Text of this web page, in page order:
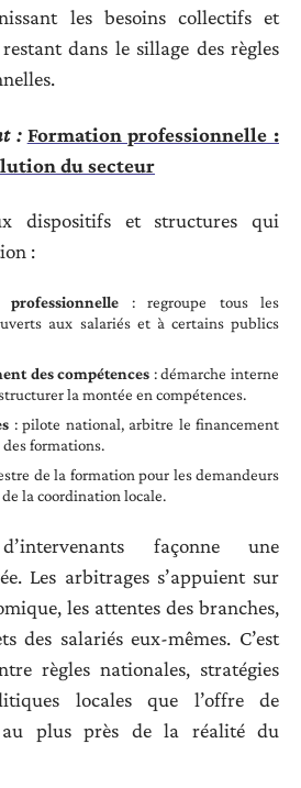
les besoins collectifs et
dans le sillage des règles
: Formation professionnelle :
du secteur
dispositifs et structures qui
:
: regroupe tous les
aux salariés et à certains publics
des compétences : démarche interne
la montée en compétences.
: pilote national, arbitre le financement
formations.
de la formation pour les demandeurs
la coordination locale.
façonne une
Les arbitrages s’appuient sur
les attentes des branches,
des salariés eux-mêmes. C’est
règles nationales, stratégies
locales que l’offre de
au plus près de la réalité du